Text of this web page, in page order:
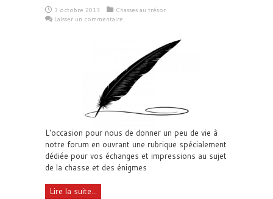
3 octobre 2013
Chasses au trésor
Laisser un commentaire
L'occasion pour nous de donner un peu de vie à
notre forum en ouvrant une rubrique spécialement
dédiée pour vos échanges et impressions au sujet
de la chasse et des énigmes
Lire la suite...